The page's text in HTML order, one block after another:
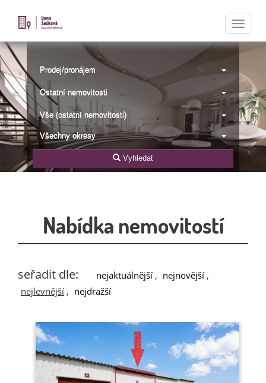
Prodej/pronájem
Ostatní nemovitosti
Vše (ostatní nemovitosti)
Všechny okresy
Vyhledat
Nabídka nemovitostí
seřadit dle: nejaktuálnější , nejnovější ,
nejlevnější , nejdražší